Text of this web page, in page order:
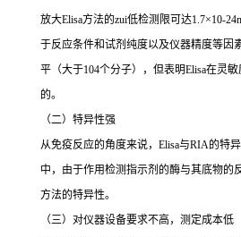
放大Elisa方法的zui低检测限可达1.7×10-
于反应条件和试剂纯度以及仪器精度等因
平（大于104个分子），但表明Elisa在灵敏
的。
（二）特异性强
从免疫反应的角度来说， Elisa与RIA的特
中，由于作用检测指示剂的酶与其底物的
方法的特异性。
（三）对仪器设备要求不高，测定成本低